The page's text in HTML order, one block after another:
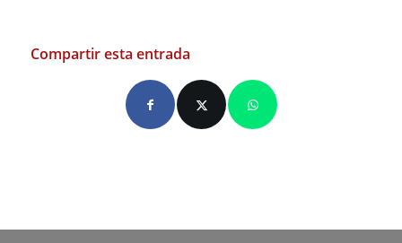
Compartir esta entrada